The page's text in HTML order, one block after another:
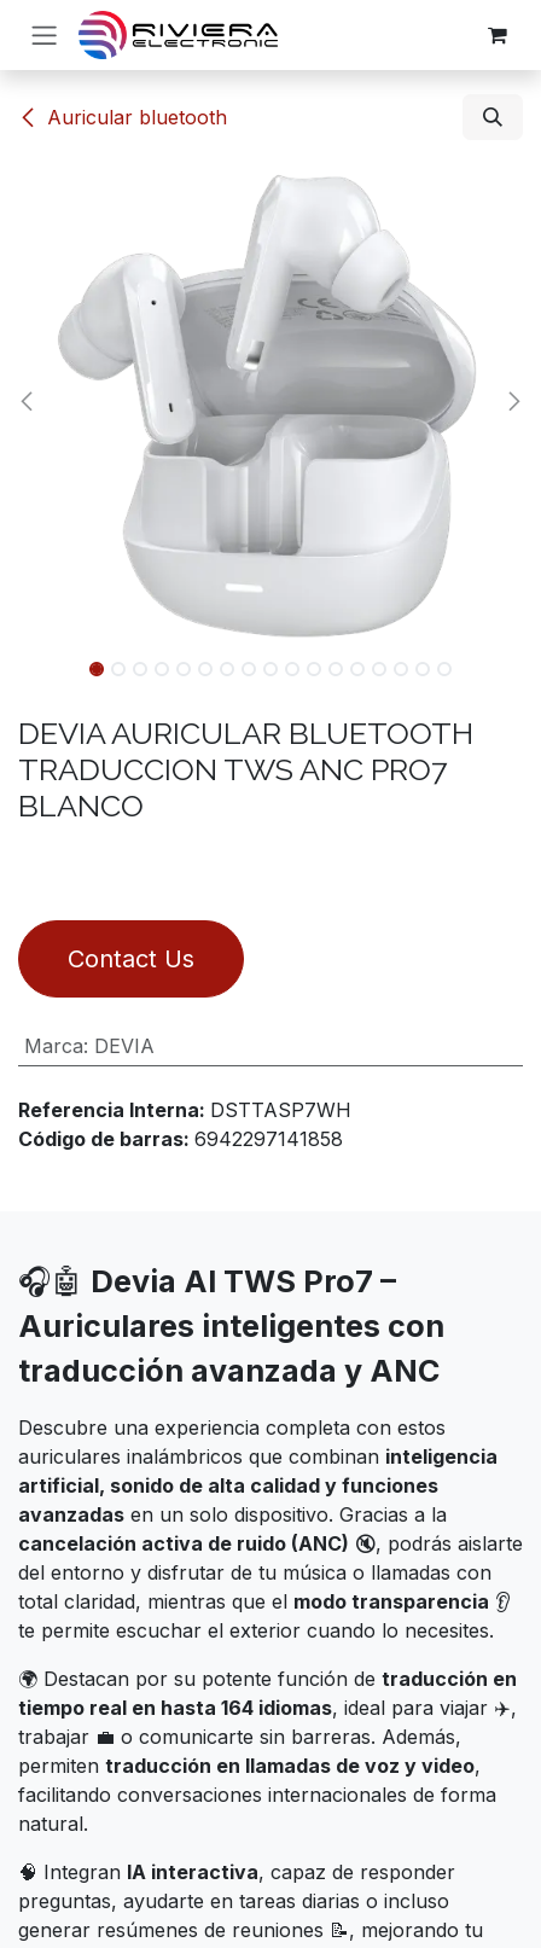
Ir al contenido
​Auricular bluetooth
DEVIA AURICULAR BLUETOOTH
TRADUCCION TWS ANC PRO7
BLANCO
Contact Us
Marca: DEVIA
Referencia Interna: DSTTASP7WH
Código de barras: 6942297141858
🎧🤖 Devia AI TWS Pro7 –
Auriculares inteligentes con
traducción avanzada y ANC
Descubre una experiencia completa con estos
auriculares inalámbricos que combinan inteligencia
artificial, sonido de alta calidad y funciones
avanzadas en un solo dispositivo. Gracias a la
cancelación activa de ruido (ANC) 🔇, podrás aislarte
del entorno y disfrutar de tu música o llamadas con
total claridad, mientras que el modo transparencia 👂
te permite escuchar el exterior cuando lo necesites.
🌍 Destacan por su potente función de traducción en
tiempo real en hasta 164 idiomas, ideal para viajar ✈️,
trabajar 💼 o comunicarte sin barreras. Además,
permiten traducción en llamadas de voz y video,
facilitando conversaciones internacionales de forma
natural.
🧠 Integran IA interactiva, capaz de responder
preguntas, ayudarte en tareas diarias o incluso
generar resúmenes de reuniones 📝, mejorando tu